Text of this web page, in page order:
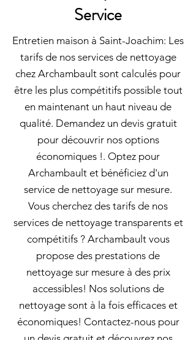
Service
Entretien maison à Saint-Joachim: Les
tarifs de nos services de nettoyage
chez Archambault sont calculés pour
être les plus compétitifs possible tout
en maintenant un haut niveau de
qualité. Demandez un devis gratuit
pour découvrir nos options
économiques !. Optez pour
Archambault et bénéficiez d'un
service de nettoyage sur mesure.
Vous cherchez des tarifs de nos
services de nettoyage transparents et
compétitifs ? Archambault vous
propose des prestations de
nettoyage sur mesure à des prix
accessibles! Nos solutions de
nettoyage sont à la fois efficaces et
économiques! Contactez-nous pour